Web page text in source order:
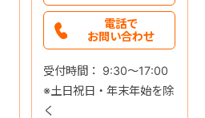
電話で
お問い合わせ
受付時間： 9:30～17:00
※土日祝日・年末年始を除
く